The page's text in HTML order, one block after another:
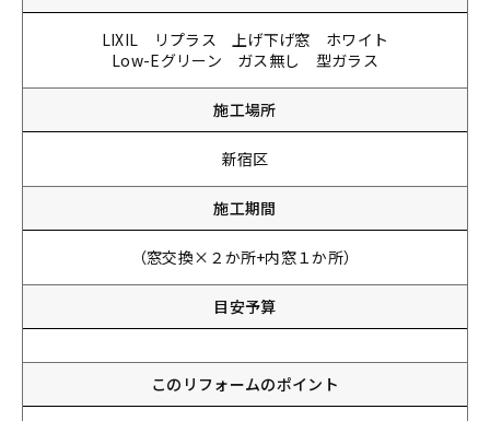
LIXIL リプラス 上げ下げ窓 ホワイト
Low-Eグリーン ガス無し 型ガラス
施工場所
新宿区
施工期間
（窓交換×２か所+内窓１か所）
目安予算
このリフォームのポイント